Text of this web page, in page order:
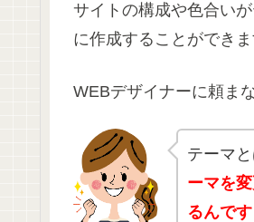
サイトの構成や色合い
に作成することができま
WEBデザイナーに頼ま
テーマ
ーマを
るんです